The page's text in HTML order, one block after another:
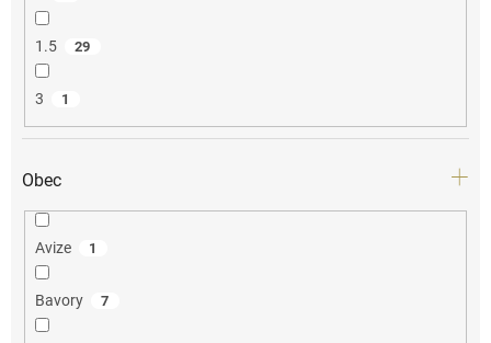
1.5 29
3 1
Obec
Avize 1
Bavory 7